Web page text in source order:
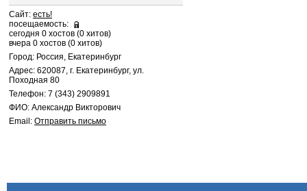
Сайт: есть!
посещаемость:
сегодня 0 хостов (0 хитов)
вчера 0 хостов (0 хитов)
Город: Россия, Екатеринбург
Адрес: 620087, г. Екатеринбург, ул.
Походная 80
Телефон: 7 (343) 2909891
ФИО: Александр Викторович
Email: Отправить письмо